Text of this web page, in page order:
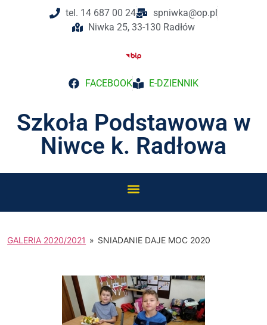
tel. 14 687 00 24
spniwka@op.pl
Niwka 25, 33-130 Radłów
FACEBOOK E-DZIENNIK
Szkoła Podstawowa w
Niwce k. Radłowa
GALERIA 2020/2021 » SNIADANIE DAJE MOC 2020